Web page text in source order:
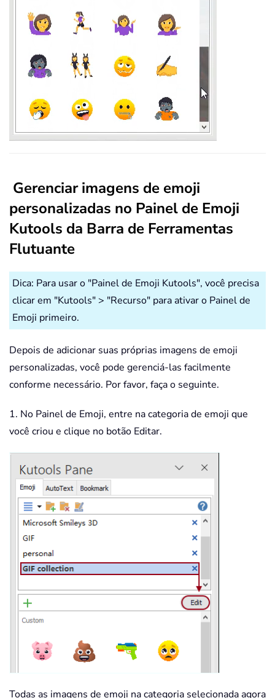
Gerenciar imagens de emoji
personalizadas no Painel de Emoji
Kutools da Barra de Ferramentas
Flutuante
Dica: Para usar o "Painel de Emoji Kutools", você precisa
clicar em "Kutools" > "Recurso" para ativar o Painel de
Emoji primeiro.
Depois de adicionar suas próprias imagens de emoji
personalizadas, você pode gerenciá-las facilmente
conforme necessário. Por favor, faça o seguinte.
1. No Painel de Emoji, entre na categoria de emoji que
você criou e clique no botão Editar.
Todas as imagens de emoji na categoria selecionada agora